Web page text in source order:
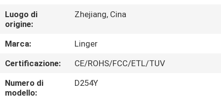
NOI
GIRO
DELLA
FABBRICA
Luogo di
origine:
Zhejiang, Cina
Marca:
Linger
Certificazione:
CE/ROHS/FCC/ETL/TUV
Numero di
modello:
D254Y